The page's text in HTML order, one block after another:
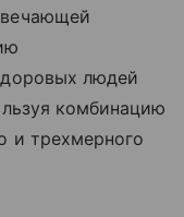
людей
комбинацию
и трехмерного